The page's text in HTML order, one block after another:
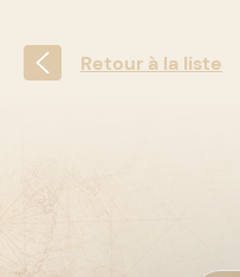
Retour à la liste